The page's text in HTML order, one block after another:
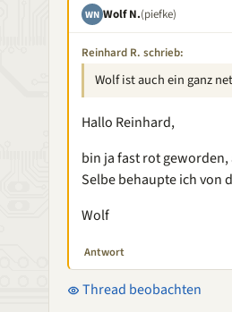
WN Wolf N.(piefke)
Reinhard R. schrieb:
Wolf ist auch ein ganz
Hallo Reinhard,
bin ja fast rot geworden,
Selbe behaupte ich von
Wolf
Antwort
Thread beobachten